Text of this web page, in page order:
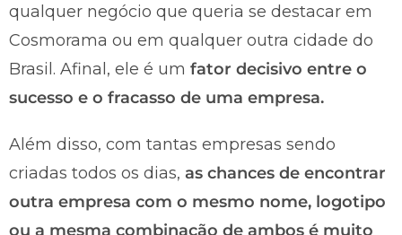
qualquer negócio que queria se destacar em
Cosmorama ou em qualquer outra cidade do
Brasil. Afinal, ele é um fator decisivo entre o
sucesso e o fracasso de uma empresa.
Além disso, com tantas empresas sendo
criadas todos os dias, as chances de encontrar
outra empresa com o mesmo nome, logotipo
ou a mesma combinação de ambos é muito